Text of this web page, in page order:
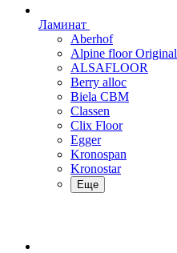
Ламинат
Aberhof
Alpine floor Original
ALSAFLOOR
Berry alloc
Biela CBM
Classen
Clix Floor
Egger
Kronospan
Kronostar
Еще